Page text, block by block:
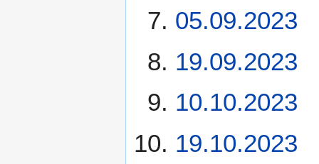
05.09.2023
19.09.2023
10.10.2023
19.10.2023